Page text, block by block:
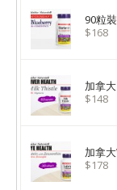
90粒
$168
加拿
$148
加拿
$178